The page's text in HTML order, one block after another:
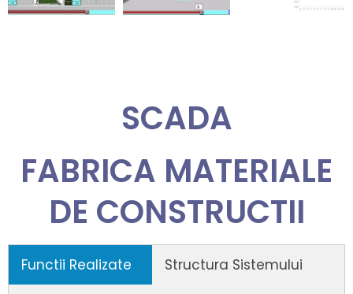
SCADA
FABRICA MATERIALE
DE CONSTRUCTII
Functii Realizate Structura Sistemului